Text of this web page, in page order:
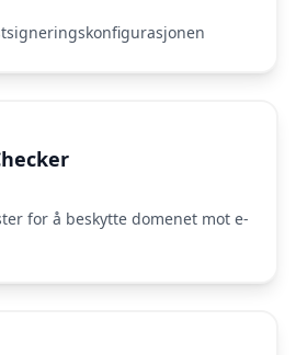
for å beskytte domenet mot e-